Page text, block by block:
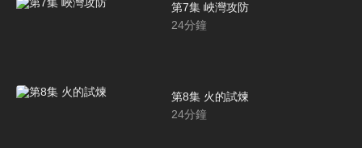
第7集 峽灣攻防
24分鐘
第8集 火的試煉
24分鐘